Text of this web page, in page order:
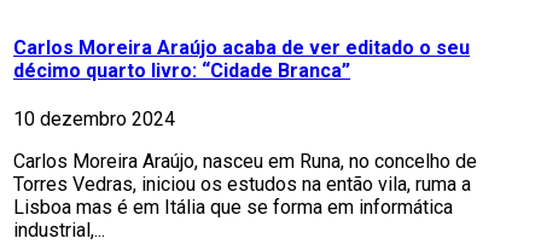
Carlos Moreira Araújo acaba de ver editado o seu
décimo quarto livro: “Cidade Branca”
10 dezembro 2024
Carlos Moreira Araújo, nasceu em Runa, no concelho de
Torres Vedras, iniciou os estudos na então vila, ruma a
Lisboa mas é em Itália que se forma em informática
industrial,...